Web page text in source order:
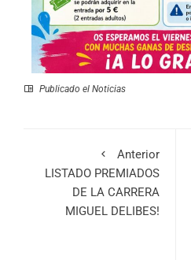
Publicado el Noticias
Anterior
LISTADO PREMIADOS
DE LA CARRERA
MIGUEL DELIBES!